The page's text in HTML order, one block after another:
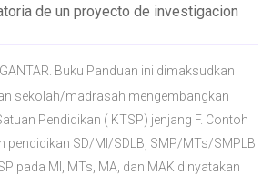
de un proyecto de investigacion
Buku Panduan ini dimaksudkan
sekolah/madrasah mengembangkan
Pendidikan ( KTSP) jenjang F. Contoh
pendidikan SD/MI/SDLB, SMP/MTs/SMPLB
pada MI, MTs, MA, dan MAK dinyatakan